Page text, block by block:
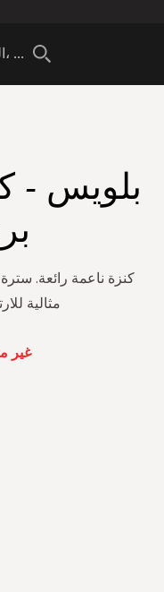
بلويس -
كنزة ناعمة رائعة.
مثالية
غير